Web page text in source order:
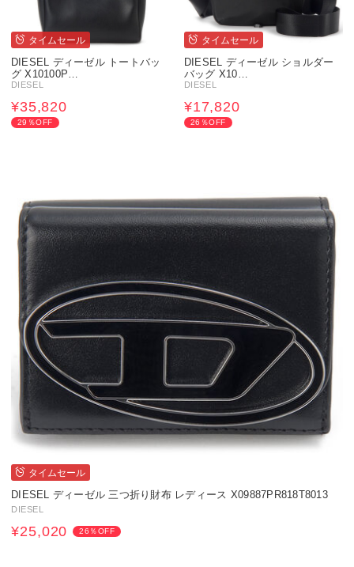
タイムセール
DIESEL ディーゼル トートバッ
グ X10100P…
DIESEL
¥35,820
29％OFF
タイムセール
DIESEL ディーゼル ショルダー
バッグ X10…
DIESEL
¥17,820
26％OFF
タイムセール
DIESEL ディーゼル 三つ折り財布 レディース X09887PR818T8013
DIESEL
¥25,020 26％OFF